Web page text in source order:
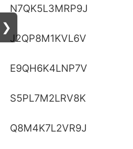
N7QK5L3MRP9J
J2QP8M1KVL6V
E9QH6K4LNP7V
S5PL7M2LRV8K
Q8M4K7L2VR9J
❯